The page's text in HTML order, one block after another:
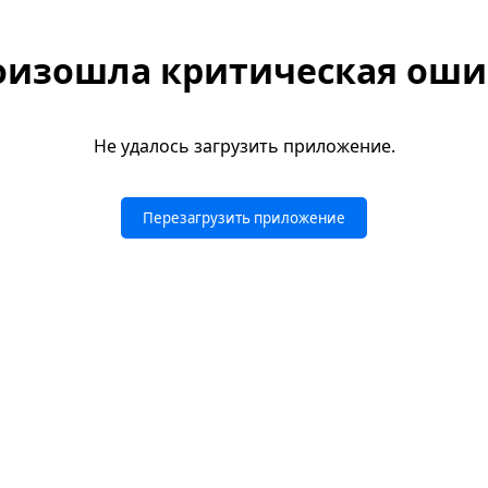
критическая
Не удалось загрузить приложение.
Перезагрузить приложение